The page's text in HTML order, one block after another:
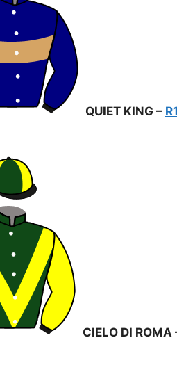
QUIET KING –
CIELO DI ROMA